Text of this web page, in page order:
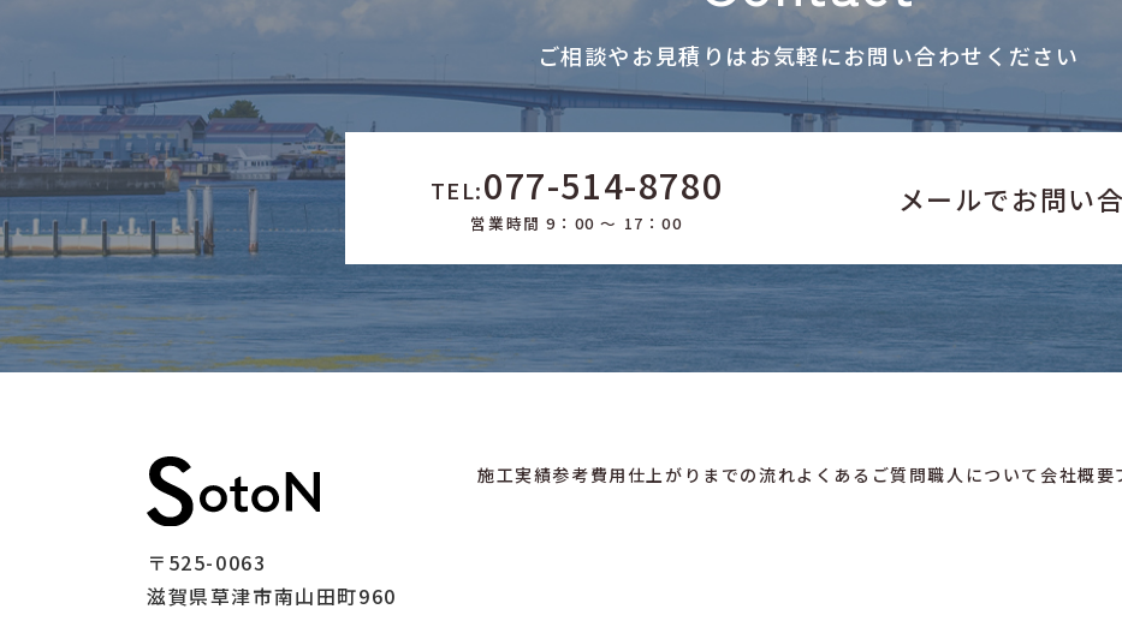
ご相談やお見積りはお気軽にお問い合わせください
TEL:077-514-8780
営業時間 9：00 ～ 17：00
メールでお問い
〒525-0063
滋賀県草津市南山田町960
施工実績参考費用 仕上がりまでの流れよくあるご質問職人について会社概要